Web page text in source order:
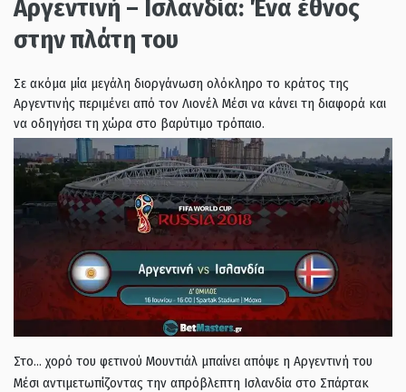
Αργεντινή – Ισλανδία: Ένα έθνος
στην πλάτη του
Σε ακόμα μία μεγάλη διοργάνωση ολόκληρο το κράτος της
Αργεντινής περιμένει από τον Λιονέλ Μέσι να κάνει τη διαφορά και
να οδηγήσει τη χώρα στο βαρύτιμο τρόπαιο.
Στο… χορό του φετινού Μουντιάλ μπαίνει απόψε η Αργεντινή του
Μέσι αντιμετωπίζοντας την απρόβλεπτη Ισλανδία στο Σπάρτακ